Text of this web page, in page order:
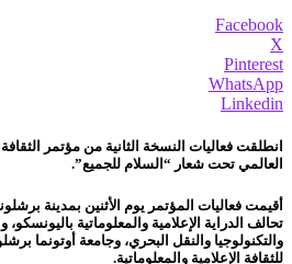
Facebook
X
Pinterest
WhatsApp
Linkedin
انطلقت فعاليات النسخة الثانية من مؤتمر الثقافة
العالمي تحت شعار “السلام للجميع”.
أقيمت فعاليات المؤتمر يوم الأثنين بمدينة
تحالف الدراية الإعلامية والمعلوماتية باليونسكو،
والتكنولوجيا والنقل البحري، وجامعة أوتونما
للثقافة الإعلامية والمعلوماتية.